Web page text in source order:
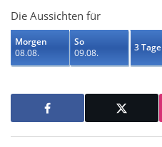
Die Aussichten für
Morgen
08.08.
So
09.08.
3 Tage